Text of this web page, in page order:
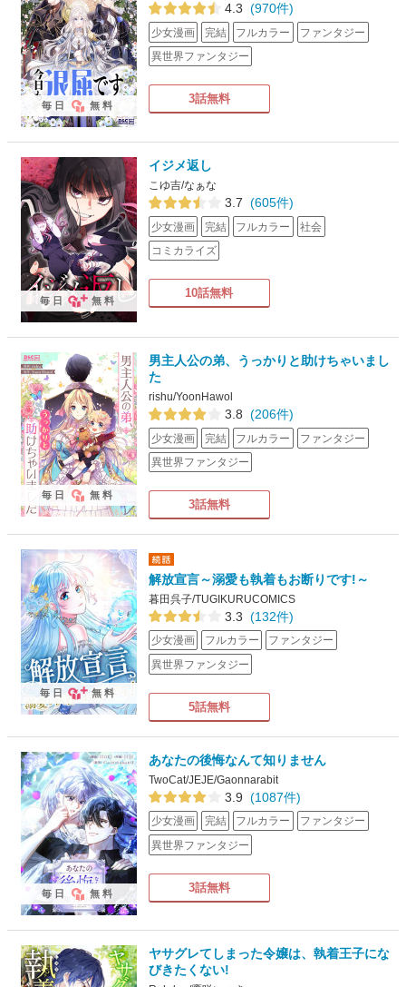
4.3 (970件)
少女漫画 完結 フルカラー
ファンタジー
異世界ファンタジー
3話無料
毎日 無料
イジメ返し
こゆ吉/なぁな
3.7 (605件)
少女漫画 完結 フルカラー
社会
コミカライズ
10話無料
毎日 無料
男主人公の弟、うっかりと助けちゃいまし
た
rishu/YoonHawol
3.8 (206件)
少女漫画 完結 フルカラー
ファンタジー
異世界ファンタジー
3話無料
毎日 無料
解放宣言～溺愛も執着もお断りです!～
暮田呉子/TUGIKURUCOMICS
3.3 (132件)
少女漫画 フルカラー
ファンタジー
異世界ファンタジー
5話無料
毎日 無料
あなたの後悔なんて知りません
TwoCat/JEJE/Gaonnarabit
3.9 (1087件)
少女漫画 完結 フルカラー
ファンタジー
異世界ファンタジー
3話無料
毎日 無料
ヤサグレてしまった令嬢は、執着王子にな
びきたくない!